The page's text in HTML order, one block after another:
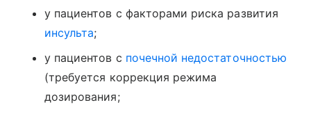
у пациентов с факторами риска развития
инсульта;
у пациентов с почечной недостаточностью
(требуется коррекция режима
дозирования;